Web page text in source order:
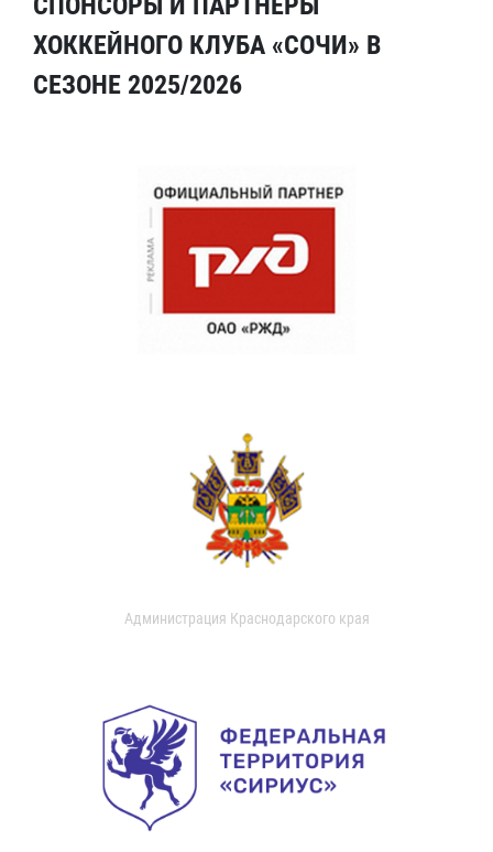
ХОККЕЙНОГО КЛУБА «СОЧИ» В
СЕЗОНЕ 2025/2026
Администрация Краснодарского края